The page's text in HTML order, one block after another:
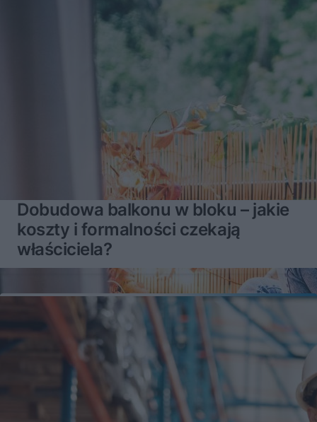
Dobudowa balkonu w bloku – jakie
koszty i formalności czekają
właściciela?